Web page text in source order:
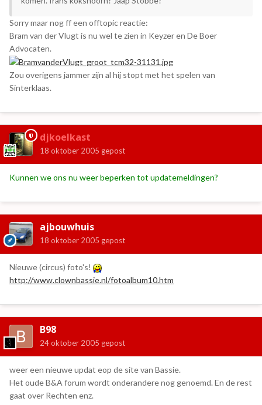
Sorry maar nog ff een offtopic reactie:
Bram van der Vlugt is nu wel te zien in Keyzer en De Boer
Advocaten.
Zou overigens jammer zijn al hij stopt met het spelen van
Sinterklaas.
djkoelkast
18 oktober 2005 gepost
Kunnen we ons nu weer beperken tot updatemeldingen?
ajbouwhuis
18 oktober 2005 gepost
Nieuwe (circus) foto's!
http://www.clownbassie.nl/fotoalbum10.htm
B98
24 oktober 2005 gepost
weer een nieuwe updat eop de site van Bassie.
Het oude B&A forum wordt onderandere nog genoemd. En de rest
gaat over Rechten enz.